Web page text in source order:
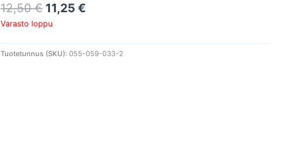
12,50€ 11,25 €
Varasto loppu
Tuotetunnus (SKU): 055-059-033-2